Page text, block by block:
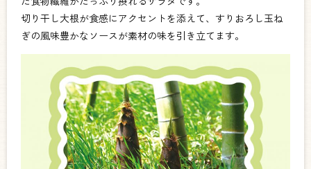
切り干し大根が食感にアクセントを添えて、すりおろし玉ね
ぎの風味豊かなソースが素材の味を引き立てます。